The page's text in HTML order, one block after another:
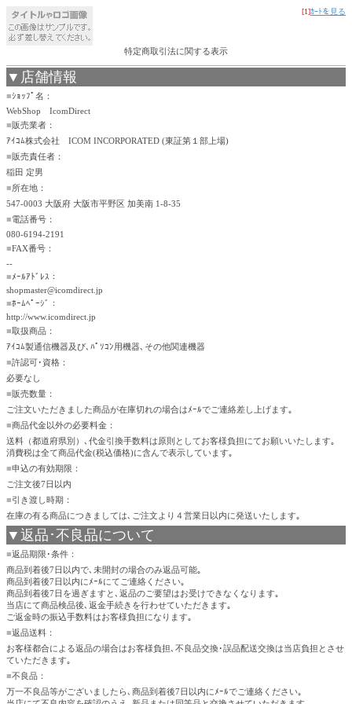
[1]ｶｰﾄを見る
特定商取引法に関する表示
▼店舗情報
■ｼｮｯﾌﾟ名：
WebShop IcomDirect
■販売業者：
ｱｲｺﾑ株式会社 ICOM INCORPORATED (東証第１部上場)
■販売責任者：
稲田 定男
■所在地：
547-0003 大阪府 大阪市平野区 加美南 1-8-35
■電話番号：
080-6194-2191
■FAX番号：
--
■ﾒｰﾙｱﾄﾞﾚｽ：
shopmaster@icomdirect.jp
■ﾎｰﾑﾍﾟｰｼﾞ：
http://www.icomdirect.jp
■取扱商品：
ｱｲｺﾑ製通信機器及び､ﾊﾟｿｺﾝ用機器､その他関連機器
■許認可･資格：
必要なし
■販売数量：
ご注文いただきました商品が在庫切れの場合はﾒｰﾙでご連絡差し上げます｡
■商品代金以外の必要料金：
送料（都道府県別）､代金引換手数料は原則としてお客様負担にてお願いいたします｡
消費税は全て商品代金(税込価格)に含んで表示しています｡
■申込の有効期限：
ご注文後7日以内
■引き渡し時期：
在庫の有る商品につきましては､ご注文より４営業日以内に発送いたします｡
▼返品･不良品について
■返品期限･条件：
商品到着後7日以内で､未開封の場合のみ返品可能｡
商品到着後7日以内にﾒｰﾙにてご連絡ください｡
商品到着後7日を過ぎますと､返品のご要望はお受けできなくなります｡
当店にて商品検品後､返金手続きを行わせていただきます｡
ご返金時の振込手数料はお客様負担になります｡
■返品送料：
お客様都合による返品の場合はお客様負担､不良品交換･誤品配送交換は当店負担とさせ
ていただきます｡
■不良品：
万一不良品等がございましたら､商品到着後7日以内にﾒｰﾙでご連絡ください｡